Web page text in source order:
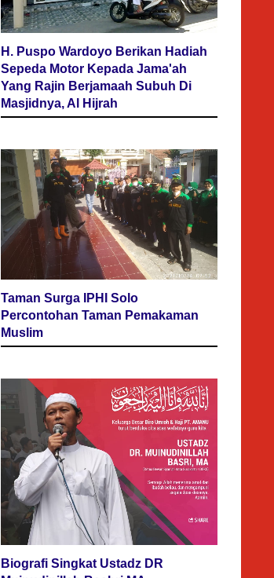
H. Puspo Wardoyo Berikan Hadiah
Sepeda Motor Kepada Jama'ah
Yang Rajin Berjamaah Subuh Di
Masjidnya, Al Hijrah
Taman Surga IPHI Solo
Percontohan Taman Pemakaman
Muslim
Biografi Singkat Ustadz DR